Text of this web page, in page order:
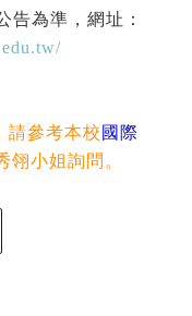
為準，網址：
請參考本校 國際
翎小姐詢問。